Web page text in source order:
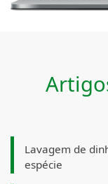
Lavagem de
espécie